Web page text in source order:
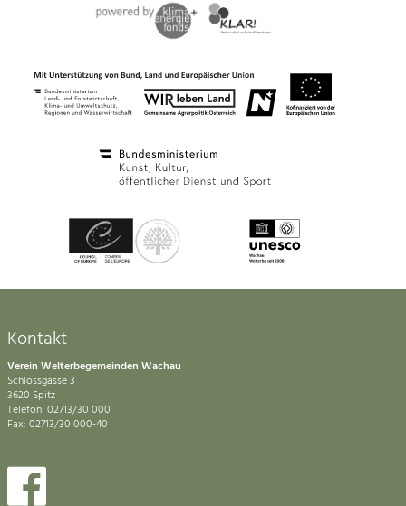
Kontakt
Verein Welterbegemeinden Wachau
Schlossgasse 3
3620 Spitz
Telefon: 02713/30 000
Fax: 02713/30 000-40